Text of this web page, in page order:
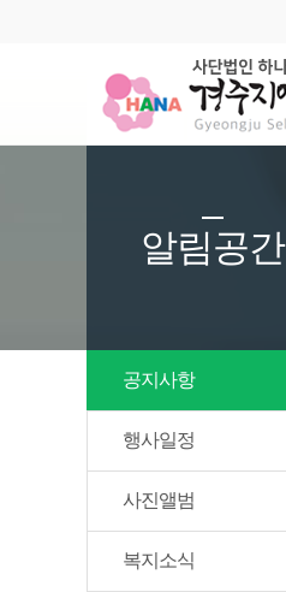
알림공간
공지사항
행사일정
사진앨범
복지소식